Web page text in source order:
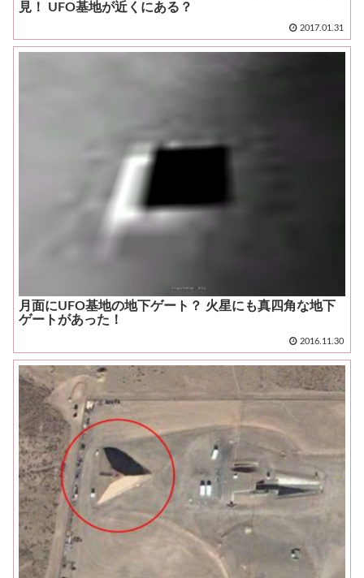
見！ UFO基地が近くにある？
2017.01.31
月面にUFO基地の地下ゲート？ 火星にも真四角な地下
ゲートがあった！
2016.11.30